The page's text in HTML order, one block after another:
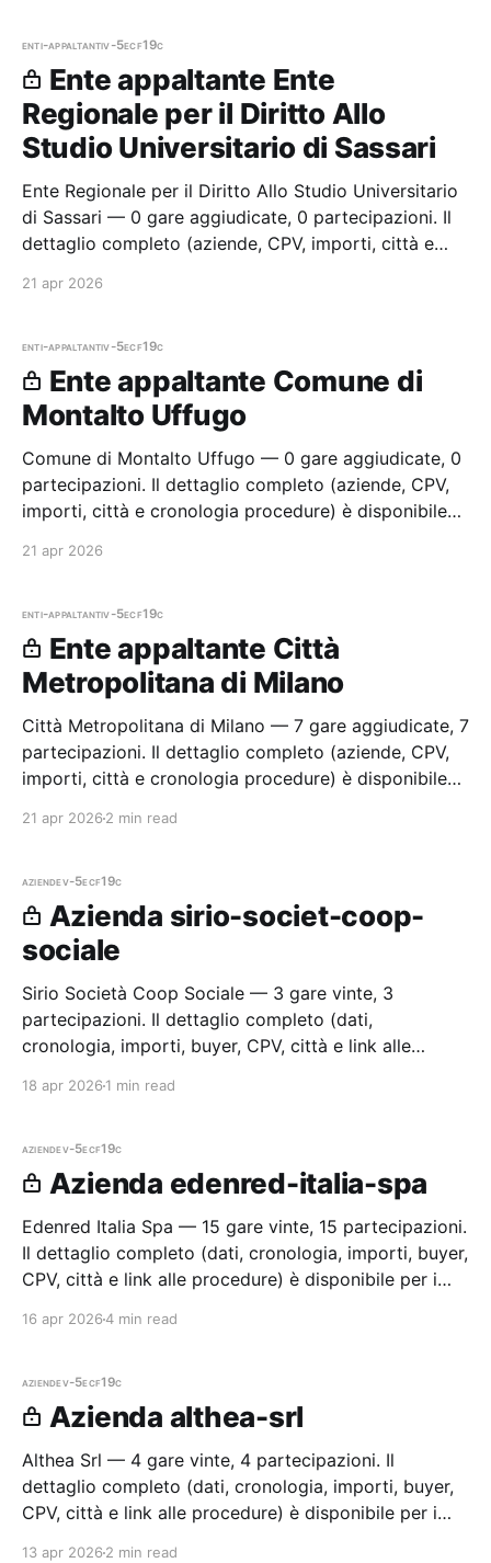
enti-appaltantiv-5ecf19c
Ente appaltante Ente
Regionale per il Diritto Allo
Studio Universitario di Sassari
Ente Regionale per il Diritto Allo Studio Universitario
di Sassari — 0 gare aggiudicate, 0 partecipazioni. Il
dettaglio completo (aziende, CPV, importi, città e
Radar.
21 apr 2026
enti-appaltantiv-5ecf19c
Ente appaltante Comune di
Montalto Uffugo
Comune di Montalto Uffugo — 0 gare aggiudicate, 0
partecipazioni. Il dettaglio completo (aziende, CPV,
importi, città e cronologia procedure) è disponibile
21 apr 2026
enti-appaltantiv-5ecf19c
Ente appaltante Città
Metropolitana di Milano
Città Metropolitana di Milano — 7 gare aggiudicate, 7
partecipazioni. Il dettaglio completo (aziende, CPV,
importi, città e cronologia procedure) è disponibile
21 apr 2026 2 min read
aziendev-5ecf19c
Azienda sirio-societ-coop-
sociale
Sirio Società Coop Sociale — 3 gare vinte, 3
partecipazioni. Il dettaglio completo (dati,
cronologia, importi, buyer, CPV, città e link alle
18 apr 2026 1 min read
aziendev-5ecf19c
Azienda edenred-italia-spa
Edenred Italia Spa — 15 gare vinte, 15 partecipazioni.
Il dettaglio completo (dati, cronologia, importi, buyer,
CPV, città e link alle procedure) è disponibile per i
16 apr 20264 min read
aziendev-5ecf19c
Azienda althea-srl
Althea Srl — 4 gare vinte, 4 partecipazioni. Il
dettaglio completo (dati, cronologia, importi, buyer,
CPV, città e link alle procedure) è disponibile per i
13 apr 2026 2 min read